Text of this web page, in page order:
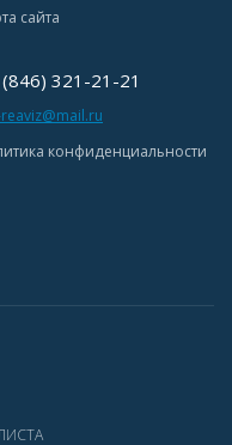
сайта
321-21-21
конфиденциальности